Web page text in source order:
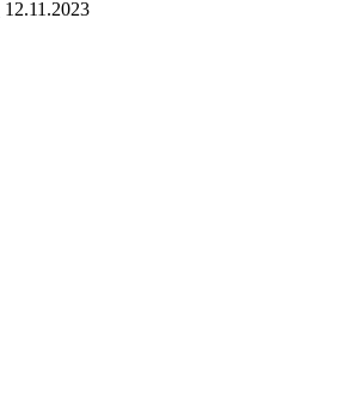
12.11.2023